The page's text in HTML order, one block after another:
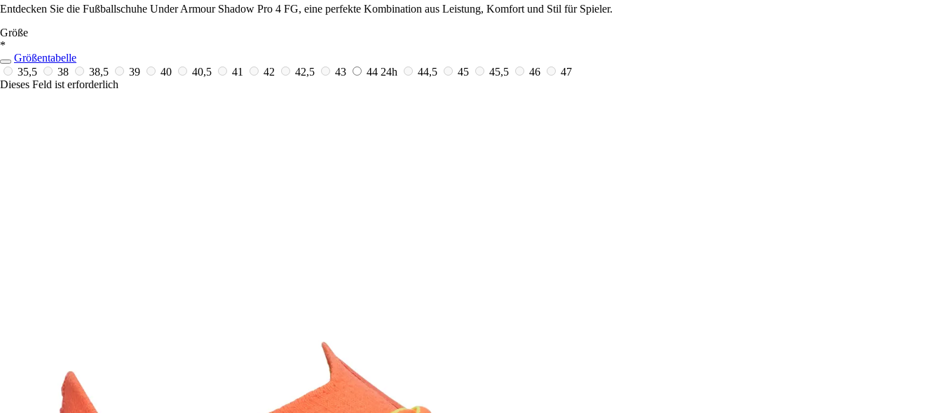
Entdecken Sie die Fußballschuhe Under Armour Shadow Pro 4 FG, eine perfekte Kombination aus Leistung, Komfort und Stil für Spieler.
Größe
*
Größentabelle
35,5
38 38,5 39 40 40,5 41 42 42,5 43 44 24h 44,5 45 45,5 46
47
Dieses Feld ist erforderlich